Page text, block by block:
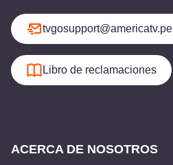
tvgosupport@americatv.pe
Libro de reclamaciones
ACERCA DE NOSOTROS